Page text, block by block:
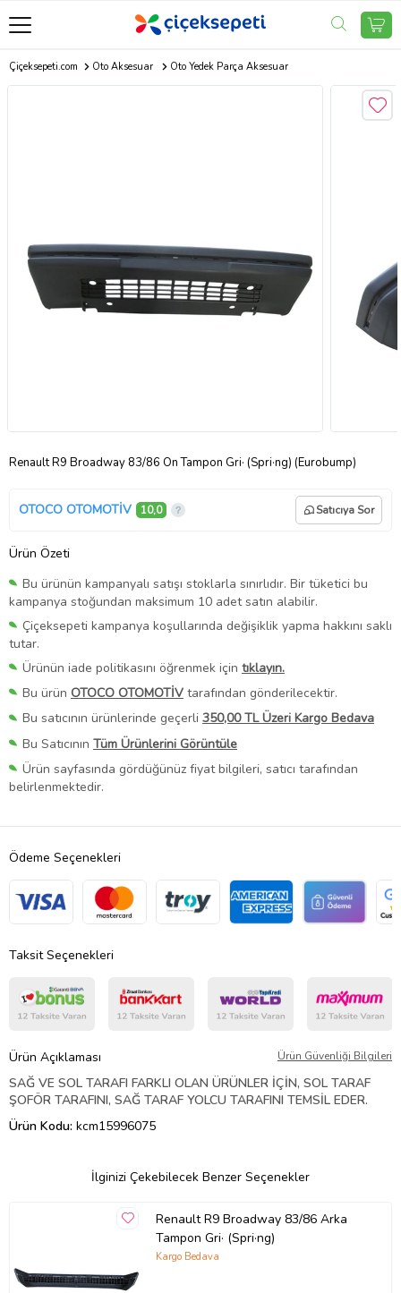
Çiçeksepeti.com Oto Aksesuar Oto Yedek Parça Aksesuar
Renault R9 Broadway 83/86 Ön Tampon Gri· (Spri·ng) (Eurobump)
OTOCO OTOMOTİV 10,0 Satıcıya Sor
Ürün Özeti
Bu ürünün kampanyalı satışı stoklarla sınırlıdır. Bir tüketici bu
kampanya stoğundan maksimum 10 adet satın alabilir.
Çiçeksepeti kampanya koşullarında değişiklik yapma hakkını saklı
tutar.
Ürünün iade politikasını öğrenmek için tıklayın.
Bu ürün OTOCO OTOMOTİV tarafından gönderilecektir.
Bu satıcının ürünlerinde geçerli 350,00 TL Üzeri Kargo Bedava
Bu Satıcının Tüm Ürünlerini Görüntüle
Ürün sayfasında gördüğünüz fiyat bilgileri, satıcı tarafından
belirlenmektedir.
Ödeme Seçenekleri
Taksit Seçenekleri
Ürün Açıklaması Ürün Güvenliği Bilgileri
SAĞ VE SOL TARAFI FARKLI OLAN ÜRÜNLER İÇİN, SOL TARAF
ŞOFÖR TARAFINI, SAĞ TARAF YOLCU TARAFINI TEMSİL EDER.
Ürün Kodu: kcm15996075
İlginizi Çekebilecek Benzer Seçenekler
Renault R9 Broadway 83/86 Arka
Tampon Gri· (Spri·ng)
Kargo Bedava